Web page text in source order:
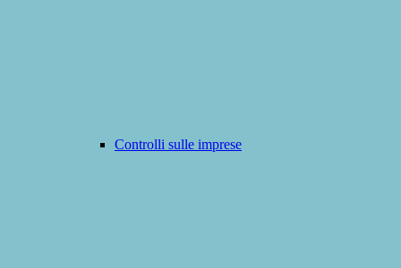
Controlli sulle imprese